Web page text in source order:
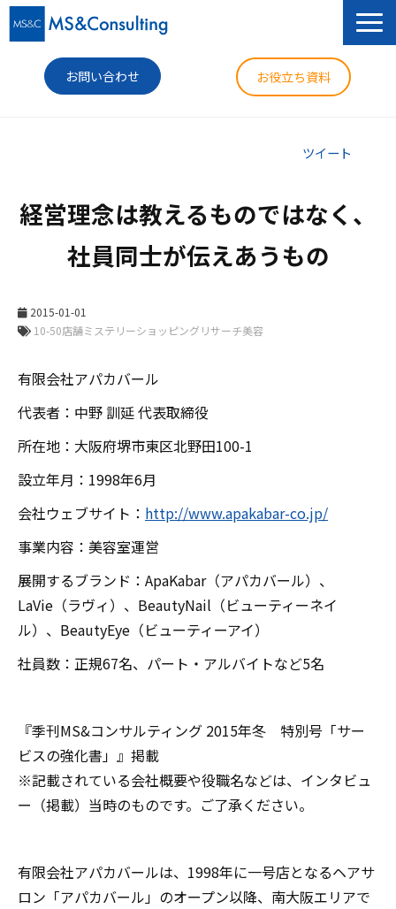
お問い合わせ お役立ち資料
導入事例
企業情報
ツイート
経営理念は教えるものではなく、
社員同士が伝えあうもの
2015-01-01
有限会社アパカバール
代表者：中野 訓延 代表取締役
所在地：大阪府堺市東区北野田100-1
設立年月：1998年6月
会社ウェブサイト： http://www.apakabar-co.jp/
事業内容：美容室運営
展開するブランド：ApaKabar（アパカバール）、
LaVie（ラヴィ）、BeautyNail（ビューティーネイ
ル）、BeautyEye（ビューティーアイ）
社員数：正規67名、パート・アルバイトなど5名
『季刊MS&コンサルティング 2015年冬 特別号「サー
ビスの強化書」』掲載
※記載されている会社概要や役職名などは、インタビュ
ー（掲載）当時のものです。ご了承ください。
有限会社アパカバールは、1998年に一号店となるヘアサ
ロン「アパカバール」のオープン以降、南大阪エリアで